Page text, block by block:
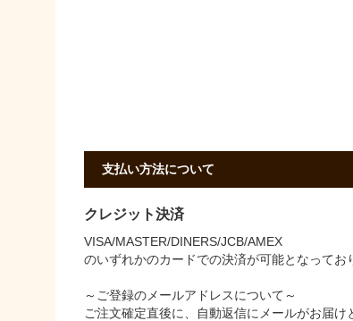
支払い方法について
クレジット決済
VISA/MASTER/DINERS/JCB/AMEX
のいずれかのカードでの決済が可能となってお
～ご登録のメールアドレスについて～
ご注文確定直後に、自動返信にメールがお届